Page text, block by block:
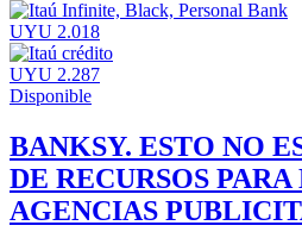
UYU 2.018
UYU 2.287
Disponible
BANKSY. ESTO NO
DE RECURSOS PARA
AGENCIAS